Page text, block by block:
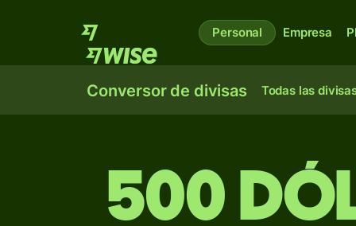
Personal Empresa
Conversor de divisas Todas las
500